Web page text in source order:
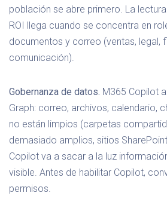
población se abre primero. La
ROI llega cuando se concentra en
documentos y correo (ventas, legal,
comunicación).
Gobernanza de datos. M365 Copilot
Graph: correo, archivos, calendario,
no están limpios (carpetas
demasiado amplios, sitios
Copilot va a sacar a la luz
visible. Antes de habilitar Copilot,
permisos.